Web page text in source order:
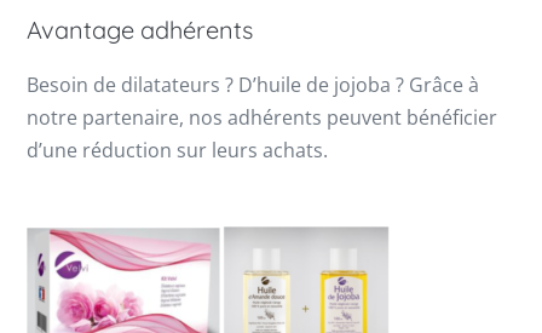
Avantage adhérents
Besoin de dilatateurs ? D’huile de jojoba ? Grâce à
notre partenaire, nos adhérents peuvent bénéficier
d’une réduction sur leurs achats.